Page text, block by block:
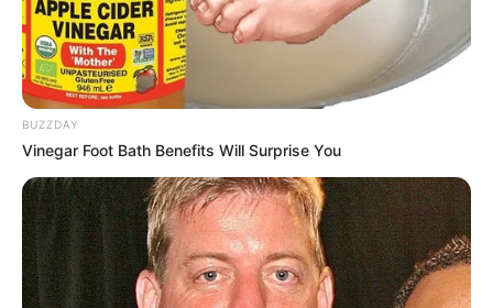
Roman Dendam Arab Maklum 3
ULASAN
Alamat email Anda tidak akan dipublikasikan. Ruas yang wajib ditandai *
BUZZDAY
Vinegar Foot Bath Benefits Will Surprise You